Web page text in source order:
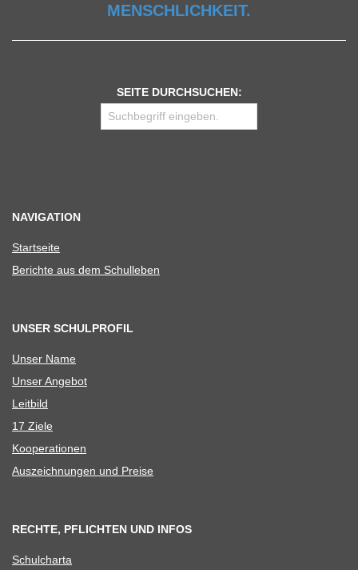
MENSCHLICHKEIT.
SEITE DURCHSUCHEN:
NAVIGATION
Start­seite
Berichte aus dem Schulleben
UNSER SCHULPROFIL
Unser Name
Unser Ange­bot
Leit­bild
17 Ziele
Koope­ra­tio­nen
Aus­zeich­nun­gen und Preise
RECHTE, PFLICHTEN UND INFOS
Schul­charta